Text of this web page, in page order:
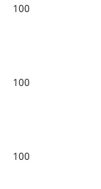
100
100
100